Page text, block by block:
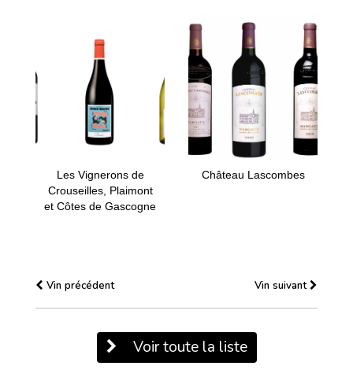
Les Vignerons de
Crouseilles, Plaimont
et Côtes de Gascogne
Château Lascombes
Vin précédent Vin suivant
Voir toute la liste